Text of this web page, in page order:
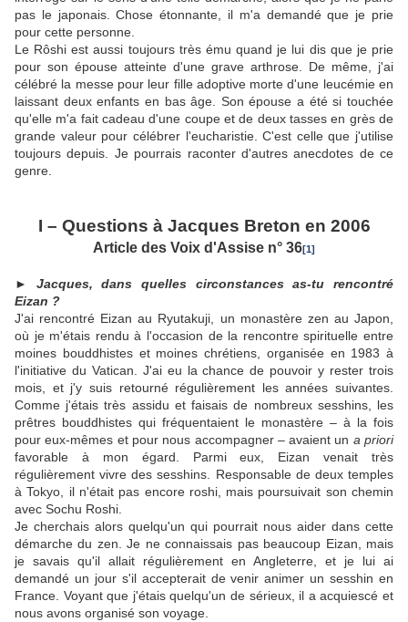
pas le japonais. Chose étonnante, il m'a demandé que je prie
pour cette personne.
Le Rôshi est aussi toujours très ému quand je lui dis que je prie
pour son épouse atteinte d'une grave arthrose. De même, j'ai
célébré la messe pour leur fille adoptive morte d'une leucémie en
laissant deux enfants en bas âge. Son épouse a été si touchée
qu'elle m'a fait cadeau d'une coupe et de deux tasses en grès de
grande valeur pour célébrer l'eucharistie. C'est celle que j'utilise
toujours depuis. Je pourrais raconter d'autres anecdotes de ce
genre.
I – Questions à Jacques Breton en 2006
Article des Voix d'Assise n° 36[1]
► Jacques, dans quelles circonstances as-tu rencontré
Eizan ?
J'ai rencontré Eizan au Ryutakuji, un monastère zen au Japon,
où je m'étais rendu à l'occasion de la rencontre spirituelle entre
moines bouddhistes et moines chrétiens, organisée en 1983 à
l'initiative du Vatican. J'ai eu la chance de pouvoir y rester trois
mois, et j'y suis retourné régulièrement les années suivantes.
Comme j'étais très assidu et faisais de nombreux sesshins, les
prêtres bouddhistes qui fréquentaient le monastère – à la fois
pour eux-mêmes et pour nous accompagner – avaient un a priori
favorable à mon égard. Parmi eux, Eizan venait très
régulièrement vivre des sesshins. Responsable de deux temples
à Tokyo, il n'était pas encore roshi, mais poursuivait son chemin
avec Sochu Roshi.
Je cherchais alors quelqu'un qui pourrait nous aider dans cette
démarche du zen. Je ne connaissais pas beaucoup Eizan, mais
je savais qu'il allait régulièrement en Angleterre, et je lui ai
demandé un jour s'il accepterait de venir animer un sesshin en
France. Voyant que j'étais quelqu'un de sérieux, il a acquiescé et
nous avons organisé son voyage.